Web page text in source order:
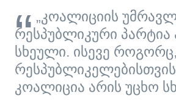
„კოალიციის
რესპუბლიკური პარტია
სხეული. ისევე როგორც,
კოალიცია არის უცხო